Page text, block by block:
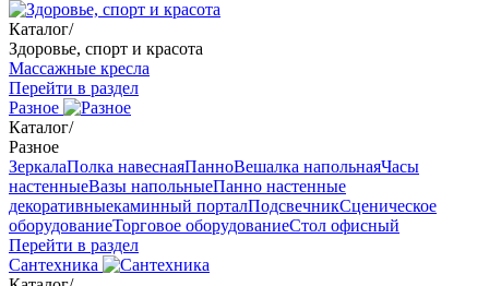
Каталог/
Здоровье, спорт и красота
Массажные кресла
Перейти в раздел
Разное
Каталог/
Разное
ЗеркалаПолка навеснаяПанноВешалка напольнаяЧасы
настенныеВазы напольныеПанно настенные
декоративныекаминный порталПодсвечникСценическое
оборудованиеТорговое оборудованиеСтол офисный
Перейти в раздел
Сантехника